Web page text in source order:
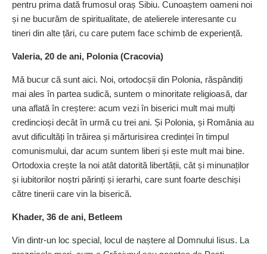
pentru prima dată frumosul oraș Sibiu. Cunoaștem oameni noi
și ne bucurăm de spiritualitate, de atelierele interesante cu
tineri din alte țări, cu care putem face schimb de experiență.
Valeria, 20 de ani, Polonia (Cracovia)
Mă bucur că sunt aici. Noi, ortodocșii din Polonia, răspândiți
mai ales în partea sudică, suntem o minoritate religioasă, dar
una aflată în creștere: acum vezi în biserici mult mai mulți
credincioși decât în urmă cu trei ani. Și Polonia, și România au
avut dificultăți în trăirea și mărturisirea credinței în timpul
comunismului, dar acum suntem liberi și este mult mai bine.
Ortodoxia crește la noi atât datorită liber­tății, cât și minunaților
și iubitorilor noștri părinți și ierarhi, care sunt foarte deschiși
către tinerii care vin la biserică.
Khader, 36 de ani, Betleem
Vin dintr-un loc special, locul de naștere al Domnului Iisus. La